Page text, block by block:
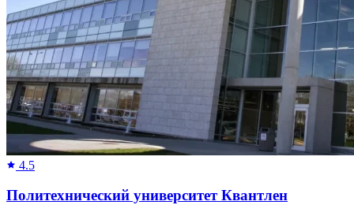
4.5
Политехнический университет Квантлен